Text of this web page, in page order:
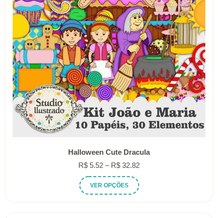
Halloween Cute Dracula
R$ 5.52 – R$ 32.82Faixa
através
VER OPÇÕES
produto
tem
várias